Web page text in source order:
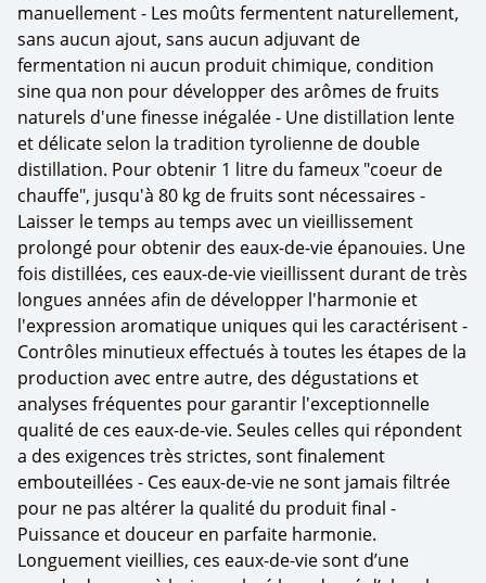
manuellement - Les moûts fermentent naturellement,
sans aucun ajout, sans aucun adjuvant de
fermentation ni aucun produit chimique, condition
sine qua non pour développer des arômes de fruits
naturels d'une finesse inégalée - Une distillation lente
et délicate selon la tradition tyrolienne de double
distillation. Pour obtenir 1 litre du fameux "coeur de
chauffe", jusqu'à 80 kg de fruits sont nécessaires -
Laisser le temps au temps avec un vieillissement
prolongé pour obtenir des eaux-de-vie épanouies. Une
fois distillées, ces eaux-de-vie vieillissent durant de très
longues années afin de développer l'harmonie et
l'expression aromatique uniques qui les caractérisent -
Contrôles minutieux effectués à toutes les étapes de la
production avec entre autre, des dégustations et
analyses fréquentes pour garantir l'exceptionnelle
qualité de ces eaux-de-vie. Seules celles qui répondent
a des exigences très strictes, sont finalement
embouteillées - Ces eaux-de-vie ne sont jamais filtrée
pour ne pas altérer la qualité du produit final -
Puissance et douceur en parfaite harmonie.
Longuement vieillies, ces eaux-de-vie sont d’une